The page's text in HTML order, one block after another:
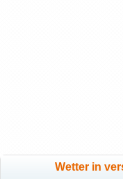
Wetter in